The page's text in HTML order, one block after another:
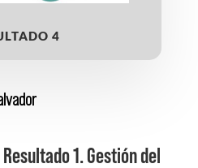
4
1. Gestión del